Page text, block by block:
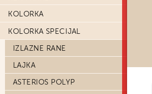
KOLORKA
KOLORKA SPECIJAL
IZLAZNE RANE
LAJKA
ASTERIOS POLYP